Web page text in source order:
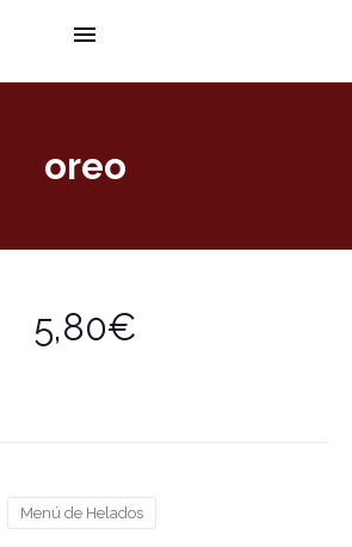
oreo
5,80€
Menú de Helados